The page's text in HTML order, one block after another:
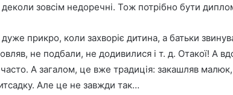
деколи зовсім недоречні. Тож потрібно бути
прикро, коли захворіє дитина, а батьки
не подбали, не додивилися і т. д. Отакої! А
А загалом, це вже традиція: закашляв малюк,
Але це не завжди так…